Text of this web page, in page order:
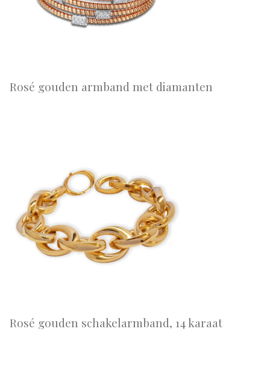
Rosé gouden armband met diamanten
Rosé gouden schakelarmband, 14 karaat